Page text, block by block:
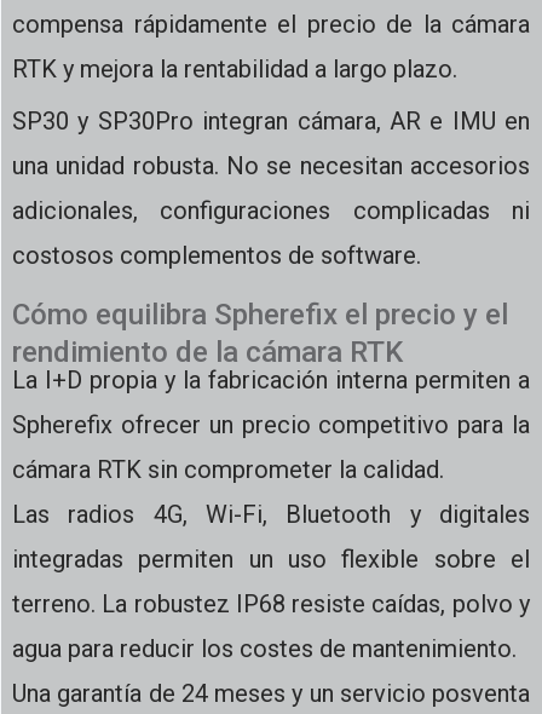
compensa rápidamente el precio de la cámara
RTK y mejora la rentabilidad a largo plazo.
SP30 y SP30Pro integran cámara, AR e IMU en
una unidad robusta. No se necesitan accesorios
adicionales, configuraciones complicadas ni
costosos complementos de software.
Cómo equilibra Spherefix el precio y el
rendimiento de la cámara RTK
La I+D propia y la fabricación interna permiten a
Spherefix ofrecer un precio competitivo para la
cámara RTK sin comprometer la calidad.
Las radios 4G, Wi-Fi, Bluetooth y digitales
integradas permiten un uso flexible sobre el
terreno. La robustez IP68 resiste caídas, polvo y
agua para reducir los costes de mantenimiento.
Una garantía de 24 meses y un servicio posventa